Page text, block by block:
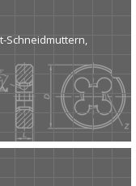
Schneidmuttern,